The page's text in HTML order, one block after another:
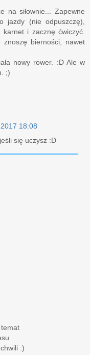
na siłownie... Zapewne
jazdy (nie odpuszczę),
i zacznę ćwiczyć.
bierności, nawet
nowy rower. :D Ale w
;)
18:08
się uczysz :D
:)